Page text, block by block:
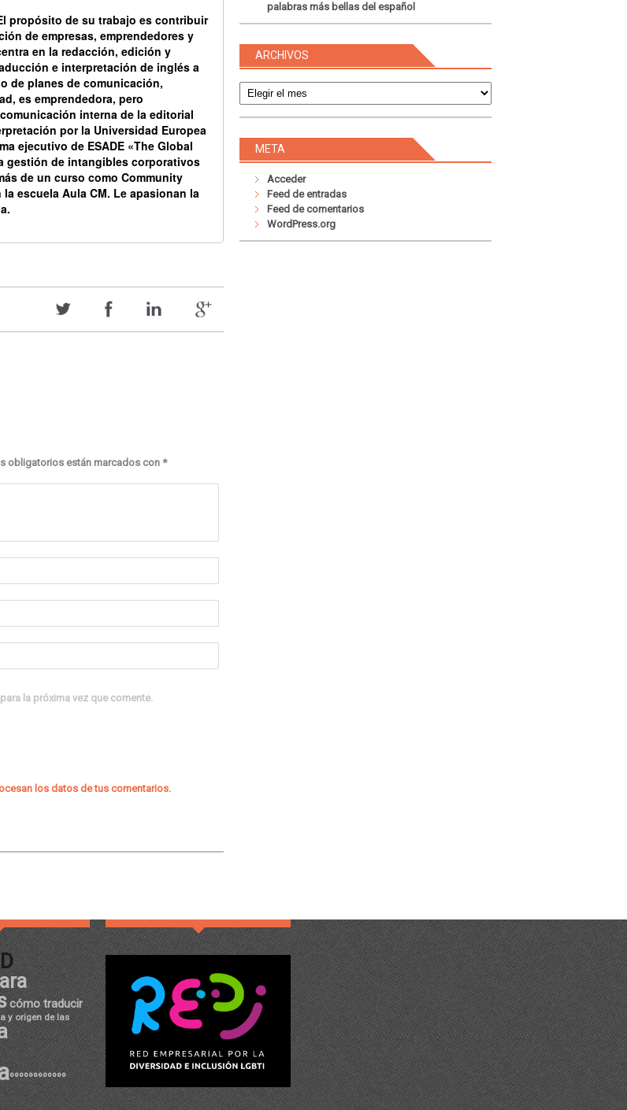
propósito de su trabajo es contribuir
de empresas, emprendedores y
en la redacción, edición y
e interpretación de inglés a
de planes de comunicación,
es emprendedora, pero
interna de la editorial
por la Universidad Europea
ejecutivo de ESADE «The Global
gestión de intangibles corporativos
de un curso como Community
escuela Aula CM. Le apasionan la
obligatorios están marcados con *
la próxima vez que comente.
los datos de tus comentarios.
palabras más bellas del español
ARCHIVOS
META
Acceder
Feed de entradas
Feed de comentarios
WordPress.org
cómo traducir
y origen de las
ºººººººººººº